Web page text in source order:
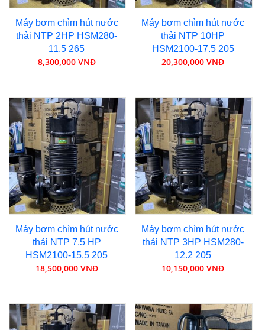
Máy bơm chìm hút nước
thải NTP 2HP HSM280-
11.5 265
8,300,000 VNĐ
Máy bơm chìm hút nước
thải NTP 10HP
HSM2100-17.5 205
20,300,000 VNĐ
Máy bơm chìm hút nước
thải NTP 7.5 HP
HSM2100-15.5 205
18,500,000 VNĐ
Máy bơm chìm hút nước
thải NTP 3HP HSM280-
12.2 205
10,150,000 VNĐ